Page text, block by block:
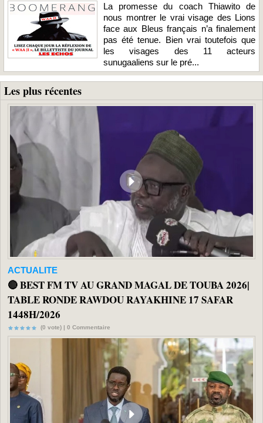
La promesse du coach Thiawito de
nous montrer le vrai visage des Lions
face aux Bleus français n’a finalement
pas été tenue. Bien vrai toutefois que
les visages des 11 acteurs
sunugaaliens sur le pré...
Les plus récentes
ACTUALITE
🔴 BEST FM TV AU GRAND MAGAL DE TOUBA 2026|
TABLE RONDE RAWDOU RAYAKHINE 17 SAFAR
1448H/2026
(0 vote) | 0 Commentaire